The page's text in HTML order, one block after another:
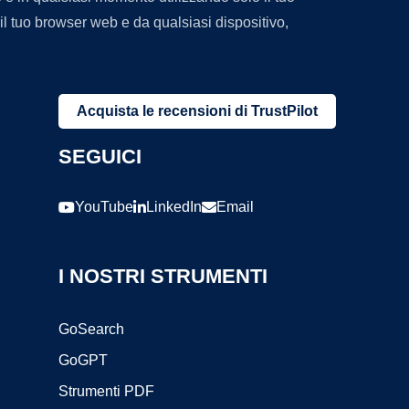
tuo browser web e da qualsiasi dispositivo,
Acquista le recensioni di TrustPilot
SEGUICI
YouTube LinkedIn Email
I NOSTRI STRUMENTI
GoSearch
GoGPT
Strumenti PDF